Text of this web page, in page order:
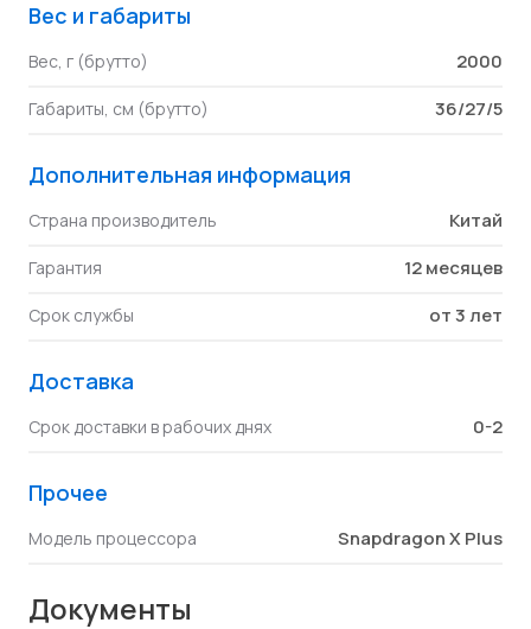
Вес и габариты
Вес, г (брутто) 2000
Габариты, см (брутто) 36/27/5
Дополнительная информация
Страна производитель Китай
Гарантия 12 месяцев
Срок службы от 3 лет
Доставка
Срок доставки в рабочих днях 0-2
Прочее
Модель процессора Snapdragon X Plus
Документы